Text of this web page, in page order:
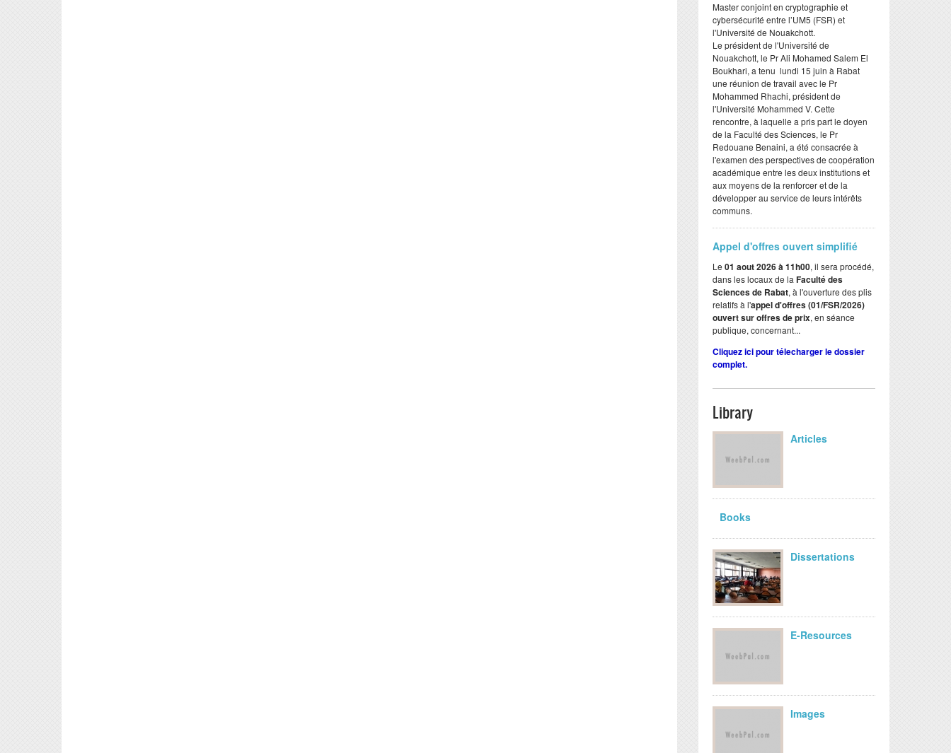
Master conjoint en cryptographie et
cybersécurité entre l’UM5 (FSR) et
l'Université de Nouakchott.
Le président de l'Université de
Nouakchott, le Pr Ali Mohamed Salem El
Boukhari, a tenu lundi 15 juin à Rabat
une réunion de travail avec le Pr
Mohammed Rhachi, président de
l'Université Mohammed V. Cette
rencontre, à laquelle a pris part le doyen
de la Faculté des Sciences, le Pr
Redouane Benaini, a été consacrée à
l'examen des perspectives de coopération
académique entre les deux institutions et
aux moyens de la renforcer et de la
développer au service de leurs intérêts
communs.
Appel d'offres ouvert simplifié
Le 01 aout 2026 à 11h00, il sera procédé,
dans les locaux de la Faculté des
Sciences de Rabat, à l'ouverture des plis
relatifs à l'appel d'offres (01/FSR/2026)
ouvert sur offres de prix, en séance
publique, concernant...
Cliquez ici pour télecharger le dossier
complet.
Library
Articles
Books
Dissertations
E-Resources
Images